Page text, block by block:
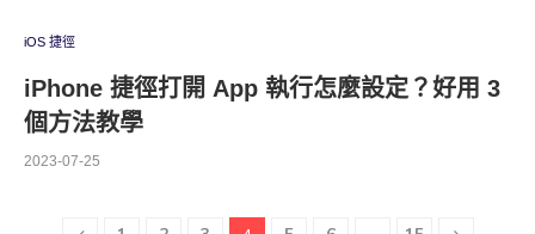
iOS 捷徑
iPhone 捷徑打開 App 執行怎麼設定？好用 3
個方法教學
2023-07-25